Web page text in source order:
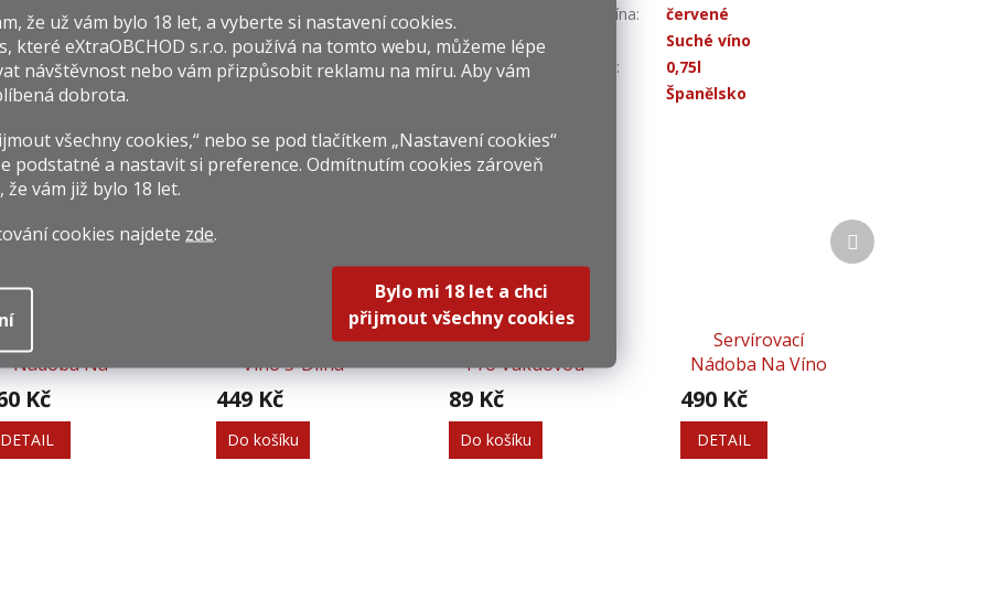
že už vám bylo 18 let, a vyberte si nastavení cookies.
které eXtraOBCHOD s.r.o. používá na tomto webu, můžeme lépe
návštěvnost nebo vám přizpůsobit reklamu na míru. Aby vám
dobrota.
všechny cookies,“ nebo se pod tlačítkem „Nastavení cookies“
podstatné a nastavit si preference. Odmítnutím cookies zároveň
vám již bylo 18 let.
cookies najdete zde.
Bylo mi 18 let a chci
přijmout všechny cookies
Druh vína:
červené
Suché víno
:
0,75l
Španělsko
produkty
Nádoba Na
Šampaňské
Kč
DETAIL
Dárková Sada Na
Víno 5-Dílná
449 Kč
Do košíku
Náhradní Zátka
Pro Vakuovou
Pumpičku - 2 Ks
89 Kč
Do košíku
Servírovací
Nádoba Na Víno
490 Kč
DETAIL
Další
produkt